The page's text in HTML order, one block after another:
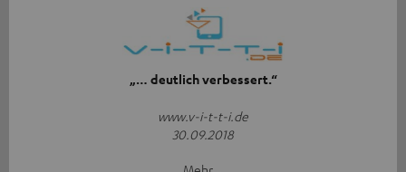
„… deutlich verbessert.“
www.v-i-t-t-i.de
30.09.2018